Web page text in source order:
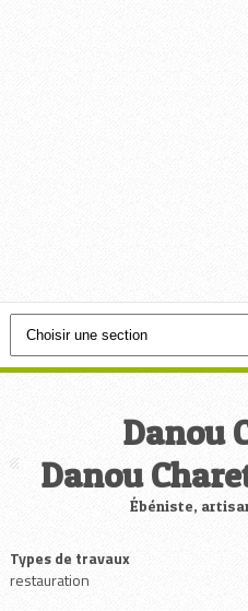
Danou
Danou
Ébéniste,
Types de travaux
restauration